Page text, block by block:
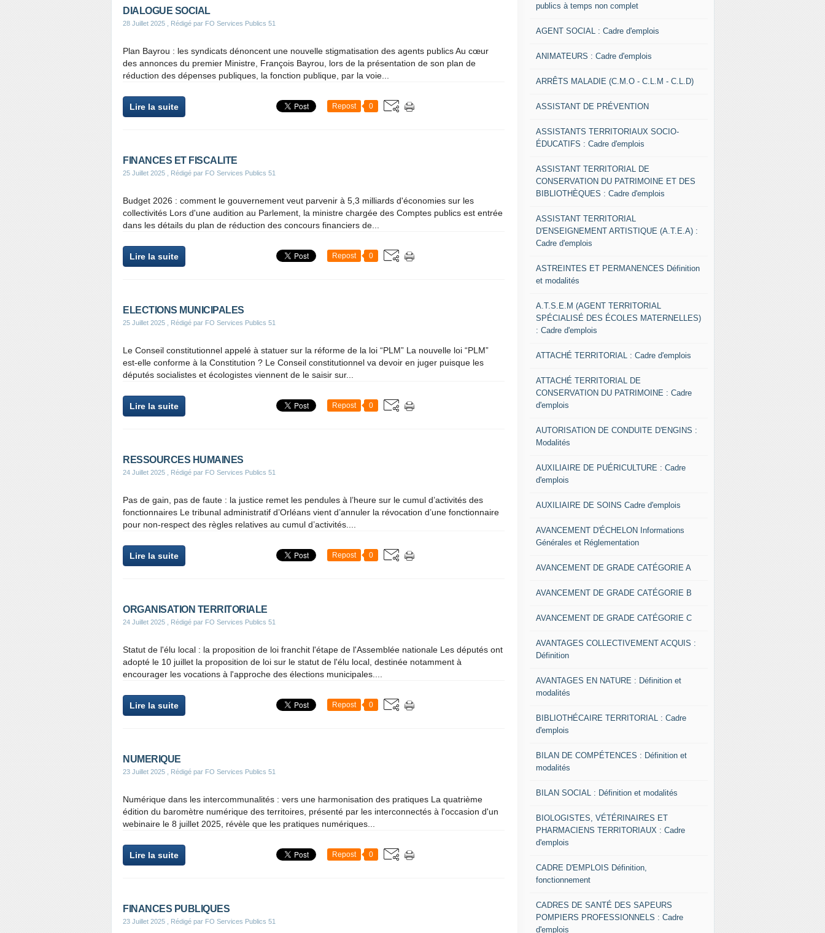
DIALOGUE SOCIAL
28 Juillet 2025 , Rédigé par FO Services Publics 51
Plan Bayrou : les syndicats dénoncent une nouvelle stigmatisation des agents publics Au cœur
des annonces du premier Ministre, François Bayrou, lors de la présentation de son plan de
réduction des dépenses publiques, la fonction publique, par la voie...
Lire la suite Repost 0
FINANCES ET FISCALITE
25 Juillet 2025 , Rédigé par FO Services Publics 51
Budget 2026 : comment le gouvernement veut parvenir à 5,3 milliards d'économies sur les
collectivités Lors d'une audition au Parlement, la ministre chargée des Comptes publics est entrée
dans les détails du plan de réduction des concours financiers de...
Lire la suite Repost 0
ELECTIONS MUNICIPALES
25 Juillet 2025 , Rédigé par FO Services Publics 51
Le Conseil constitutionnel appelé à statuer sur la réforme de la loi “PLM” La nouvelle loi “PLM”
est-elle conforme à la Constitution ? Le Conseil constitutionnel va devoir en juger puisque les
députés socialistes et écologistes viennent de le saisir sur...
Lire la suite Repost 0
RESSOURCES HUMAINES
24 Juillet 2025 , Rédigé par FO Services Publics 51
Pas de gain, pas de faute : la justice remet les pendules à l’heure sur le cumul d’activités des
fonctionnaires Le tribunal administratif d’Orléans vient d’annuler la révocation d’une fonctionnaire
pour non-respect des règles relatives au cumul d’activités....
Lire la suite Repost 0
ORGANISATION TERRITORIALE
24 Juillet 2025 , Rédigé par FO Services Publics 51
Statut de l'élu local : la proposition de loi franchit l'étape de l'Assemblée nationale Les députés ont
adopté le 10 juillet la proposition de loi sur le statut de l'élu local, destinée notamment à
encourager les vocations à l'approche des élections municipales....
Lire la suite Repost 0
NUMERIQUE
23 Juillet 2025 , Rédigé par FO Services Publics 51
Numérique dans les intercommunalités : vers une harmonisation des pratiques La quatrième
édition du baromètre numérique des territoires, présenté par les interconnectés à l'occasion d'un
webinaire le 8 juillet 2025, révèle que les pratiques numériques...
Lire la suite Repost 0
FINANCES PUBLIQUES
23 Juillet 2025 , Rédigé par FO Services Publics 51
publics à temps non complet
AGENT SOCIAL : Cadre d'emplois
ANIMATEURS : Cadre d'emplois
ARRÊTS MALADIE (C.M.O - C.L.M - C.L.D)
ASSISTANT DE PRÉVENTION
ASSISTANTS TERRITORIAUX SOCIO-
ÉDUCATIFS : Cadre d'emplois
ASSISTANT TERRITORIAL DE
CONSERVATION DU PATRIMOINE ET DES
BIBLIOTHÈQUES : Cadre d'emplois
ASSISTANT TERRITORIAL
D'ENSEIGNEMENT ARTISTIQUE (A.T.E.A) :
Cadre d'emplois
ASTREINTES ET PERMANENCES Définition
et modalités
A.T.S.E.M (AGENT TERRITORIAL
SPÉCIALISÉ DES ÉCOLES MATERNELLES)
: Cadre d'emplois
ATTACHÉ TERRITORIAL : Cadre d'emplois
ATTACHÉ TERRITORIAL DE
CONSERVATION DU PATRIMOINE : Cadre
d'emplois
AUTORISATION DE CONDUITE D'ENGINS :
Modalités
AUXILIAIRE DE PUÉRICULTURE : Cadre
d'emplois
AUXILIAIRE DE SOINS Cadre d'emplois
AVANCEMENT D'ÉCHELON Informations
Générales et Réglementation
AVANCEMENT DE GRADE CATÉGORIE A
AVANCEMENT DE GRADE CATÉGORIE B
AVANCEMENT DE GRADE CATÉGORIE C
AVANTAGES COLLECTIVEMENT ACQUIS :
Définition
AVANTAGES EN NATURE : Définition et
modalités
BIBLIOTHÉCAIRE TERRITORIAL : Cadre
d'emplois
BILAN DE COMPÉTENCES : Définition et
modalités
BILAN SOCIAL : Définition et modalités
BIOLOGISTES, VÉTÉRINAIRES ET
PHARMACIENS TERRITORIAUX : Cadre
d'emplois
CADRE D'EMPLOIS Définition,
fonctionnement
CADRES DE SANTÉ DES SAPEURS
POMPIERS PROFESSIONNELS : Cadre
d'emplois